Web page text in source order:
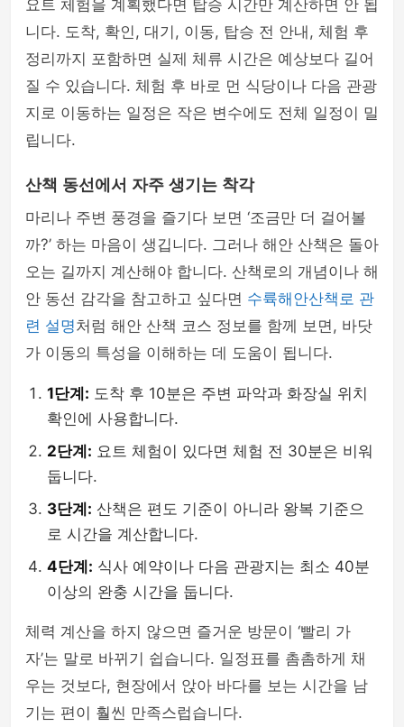
요트 체험을 계획했다면 탑승 시간만 계산하면 안 됩
니다. 도착, 확인, 대기, 이동, 탑승 전 안내, 체험 후
정리까지 포함하면 실제 체류 시간은 예상보다 길어
질 수 있습니다. 체험 후 바로 먼 식당이나 다음 관광
지로 이동하는 일정은 작은 변수에도 전체 일정이 밀
립니다.
산책 동선에서 자주 생기는 착각
마리나 주변 풍경을 즐기다 보면 ‘조금만 더 걸어볼
까?’ 하는 마음이 생깁니다. 그러나 해안 산책은 돌아
오는 길까지 계산해야 합니다. 산책로의 개념이나 해
안 동선 감각을 참고하고 싶다면 수륙해안산책로 관
련 설명처럼 해안 산책 코스 정보를 함께 보면, 바닷
가 이동의 특성을 이해하는 데 도움이 됩니다.
1단계: 도착 후 10분은 주변 파악과 화장실 위치
확인에 사용합니다.
2단계: 요트 체험이 있다면 체험 전 30분은 비워
둡니다.
3단계: 산책은 편도 기준이 아니라 왕복 기준으
로 시간을 계산합니다.
4단계: 식사 예약이나 다음 관광지는 최소 40분
이상의 완충 시간을 둡니다.
체력 계산을 하지 않으면 즐거운 방문이 ‘빨리 가
자’는 말로 바뀌기 쉽습니다. 일정표를 촘촘하게 채
우는 것보다, 현장에서 앉아 바다를 보는 시간을 남
기는 편이 훨씬 만족스럽습니다.